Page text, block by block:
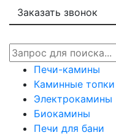
Заказать звонок
Печи-камины
Каминные топки
Электрокамины
Биокамины
Печи для бани